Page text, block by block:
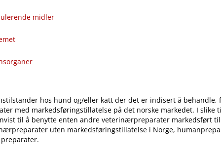
midler
hos hund og​/​eller katt der det er indisert å behandle,
med markedsføringstillatelse på det norske markedet. I slike
til å benytte enten andre veterinærpreparater markedsført
uten markedsføringstillatelse i Norge,